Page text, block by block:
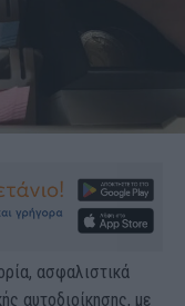
ασφαλιστικά
αυτοδιοίκησης, με